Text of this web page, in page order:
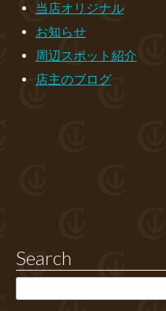
当店オリジナル
お知らせ
周辺スポット紹介
店主のブログ
Search